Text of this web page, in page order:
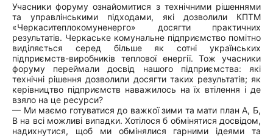
Учасники форуму ознайомитися з технічними рішеннями
та управлінськими підходами, які дозволили КПТМ
«Черкаситеплокомуненерго» досягти практичних
результатів. Черкаське комунальне підприємство помітно
виділяється серед більше як сотні українських
підприємств-виробників теплової енергії. Тож учасники
форуму переймали досвід нашого підприємства: які
технічні рішення дозволили досягти таких результатів; як
керівництво підприємств наважилось на їх втілення і де
взяло на це ресурси?
— Ми маємо готуватися до важкої зими та мати план А, Б,
В на всі можливі випадки. Хотілося б обмінятися досвідом,
надихнутися, щоб ми обмінялися гарними ідеями та